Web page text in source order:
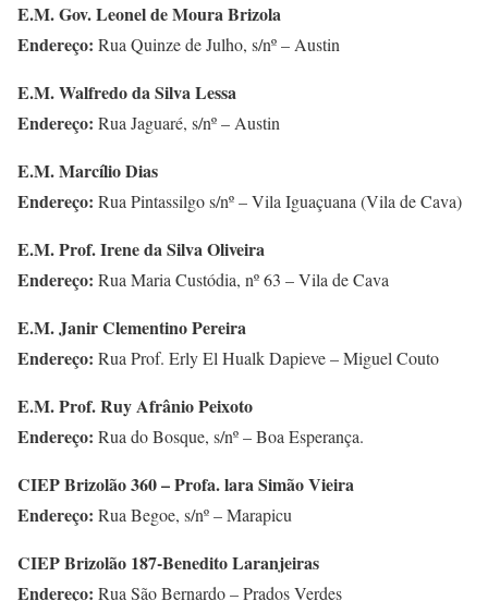
E.M. Gov. Leonel de Moura Brizola
Endereço: Rua Quinze de Julho, s/nº – Austin
E.M. Walfredo da Silva Lessa
Endereço: Rua Jaguaré, s/nº – Austin
E.M. Marcílio Dias
Endereço: Rua Pintassilgo s/nº – Vila Iguaçuana (Vila de Cava)
E.M. Prof. Irene da Silva Oliveira
Endereço: Rua Maria Custódia, nº 63 – Vila de Cava
E.M. Janir Clementino Pereira
Endereço: Rua Prof. Erly El Hualk Dapieve – Miguel Couto
E.M. Prof. Ruy Afrânio Peixoto
Endereço: Rua do Bosque, s/nº – Boa Esperança.
CIEP Brizolão 360 – Profa. lara Simão Vieira
Endereço: Rua Begoe, s/nº – Marapicu
CIEP Brizolão 187-Benedito Laranjeiras
Endereço: Rua São Bernardo – Prados Verdes